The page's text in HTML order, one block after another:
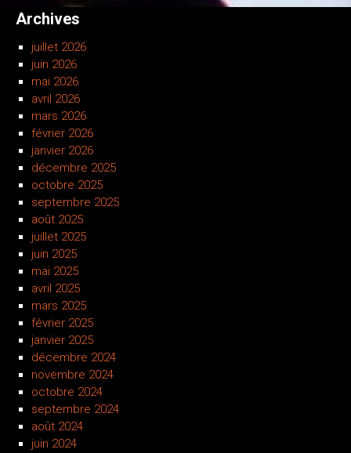
Archives
juillet 2026
juin 2026
mai 2026
avril 2026
mars 2026
février 2026
janvier 2026
décembre 2025
octobre 2025
septembre 2025
août 2025
juillet 2025
juin 2025
mai 2025
avril 2025
mars 2025
février 2025
janvier 2025
décembre 2024
novembre 2024
octobre 2024
septembre 2024
août 2024
juin 2024